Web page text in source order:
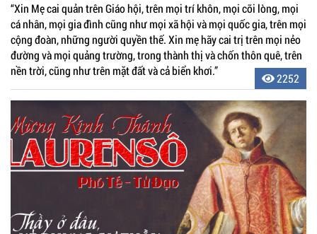
“Xin Mẹ cai quản trên Giáo hội, trên mọi trí khôn, mọi cõi lòng, mọi
cá nhân, mọi gia đình cũng như mọi xã hội và mọi quốc gia, trên mọi
cộng đoàn, những người quyền thế. Xin mẹ hãy cai trị trên mọi nẻo
đường và mọi quảng trường, trong thành thị và chốn thôn quê, trên
nền trời, cũng như trên mặt đất và cả biển khơi.”
2252